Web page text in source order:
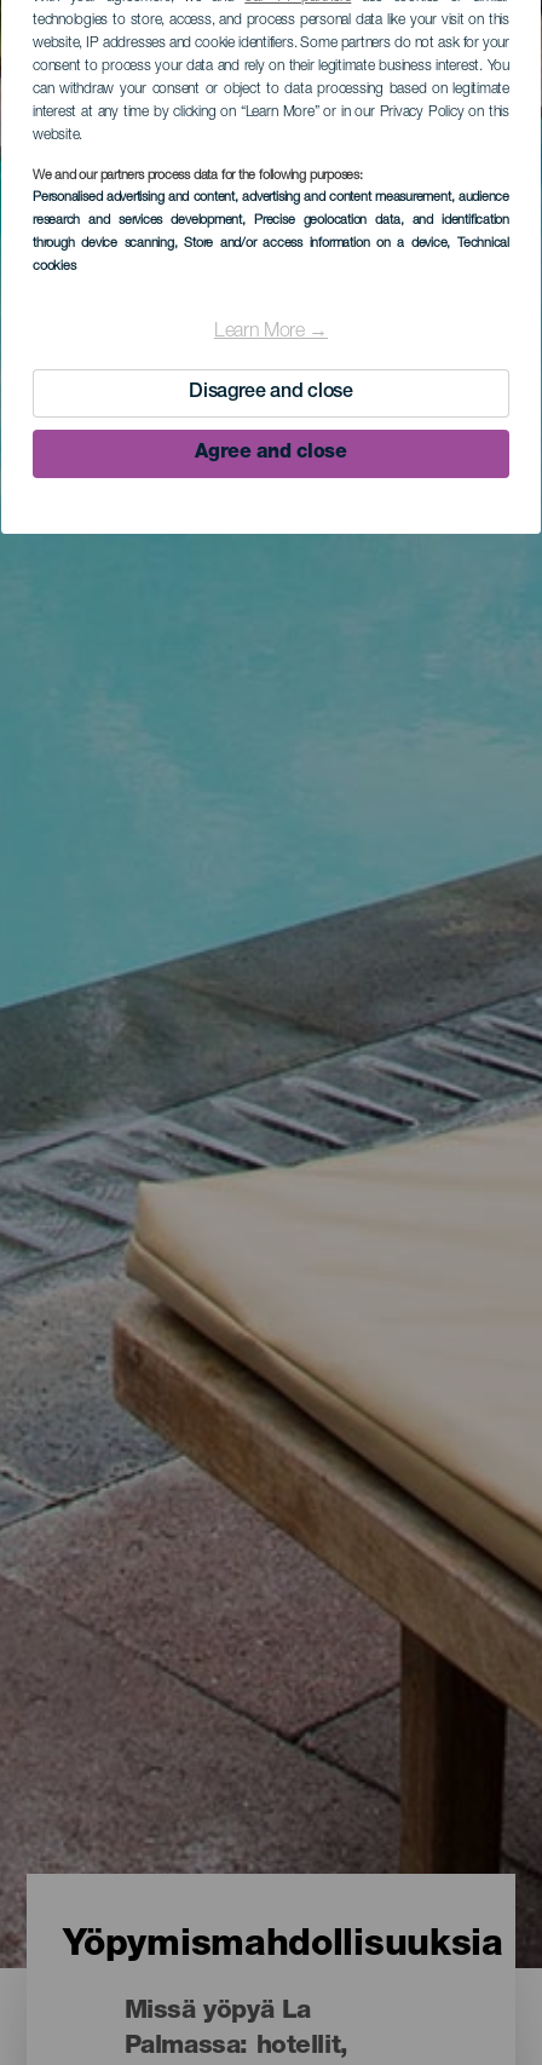
technologies to store, access, and process personal data like your visit on this
website, IP addresses and cookie identifiers. Some partners do not ask for your
consent to process your data and rely on their legitimate business interest. You
can withdraw your consent or object to data processing based on legitimate
interest at any time by clicking on “Learn More” or in our Privacy Policy on this
website.
We and our partners process data for the following purposes:
Personalised advertising and content, advertising and content measurement, audience
research and services development, Precise geolocation data, and identification
through device scanning, Store and/or access information on a device, Technical
cookies
Learn More →
Disagree and close
Agree and close
Yöpymismahdollisuuksia
Missä yöpyä La
Palmassa: hotellit,